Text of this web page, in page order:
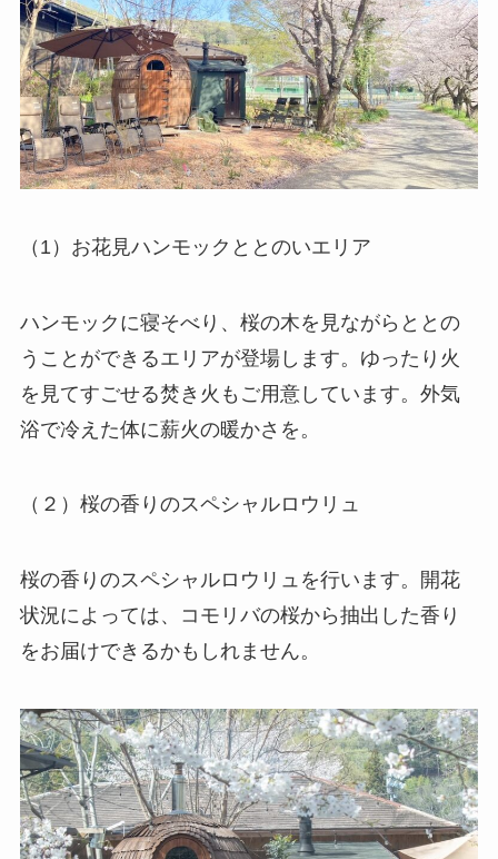
（1）お花見ハンモックととのいエリア
ハンモックに寝そべり、桜の木を見ながらととの
うことができるエリアが登場します。ゆったり火
を見てすごせる焚き火もご用意しています。外気
浴で冷えた体に薪火の暖かさを。
（２）桜の香りのスペシャルロウリュ
桜の香りのスペシャルロウリュを行います。開花
状況によっては、コモリバの桜から抽出した香り
をお届けできるかもしれません。